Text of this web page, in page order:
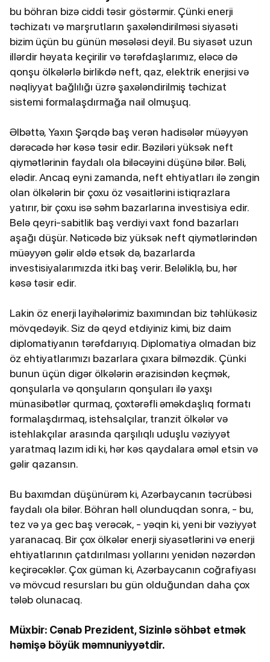
bu böhran bizə ciddi təsir göstərmir. Çünki enerji
təchizatı və marşrutların şaxələndirilməsi siyasəti
bizim üçün bu günün məsələsi deyil. Bu siyasət uzun
illərdir həyata keçirilir və tərəfdaşlarımız, eləcə də
qonşu ölkələrlə birlikdə neft, qaz, elektrik enerjisi və
nəqliyyat bağlılığı üzrə şaxələndirilmiş təchizat
sistemi formalaşdırmağa nail olmuşuq.
Əlbəttə, Yaxın Şərqdə baş verən hadisələr müəyyən
dərəcədə hər kəsə təsir edir. Bəziləri yüksək neft
qiymətlərinin faydalı ola biləcəyini düşünə bilər. Bəli,
elədir. Ancaq eyni zamanda, neft ehtiyatları ilə zəngin
olan ölkələrin bir çoxu öz vəsaitlərini istiqrazlara
yatırır, bir çoxu isə səhm bazarlarına investisiya edir.
Belə qeyri-sabitlik baş verdiyi vaxt fond bazarları
aşağı düşür. Nəticədə biz yüksək neft qiymətlərindən
müəyyən gəlir əldə etsək də, bazarlarda
investisiyalarımızda itki baş verir. Beləliklə, bu, hər
kəsə təsir edir.
Lakin öz enerji layihələrimiz baxımından biz təhlükəsiz
mövqedəyik. Siz də qeyd etdiyiniz kimi, biz daim
diplomatiyanın tərəfdarıyıq. Diplomatiya olmadan biz
öz ehtiyatlarımızı bazarlara çıxara bilməzdik. Çünki
bunun üçün digər ölkələrin ərazisindən keçmək,
qonşularla və qonşuların qonşuları ilə yaxşı
münasibətlər qurmaq, çoxtərəfli əməkdaşlıq formatı
formalaşdırmaq, istehsalçılar, tranzit ölkələr və
istehlakçılar arasında qarşılıqlı uduşlu vəziyyət
yaratmaq lazım idi ki, hər kəs qaydalara əməl etsin və
gəlir qazansın.
Bu baxımdan düşünürəm ki, Azərbaycanın təcrübəsi
faydalı ola bilər. Böhran həll olunduqdan sonra, - bu,
tez və ya gec baş verəcək, - yəqin ki, yeni bir vəziyyət
yaranacaq. Bir çox ölkələr enerji siyasətlərini və enerji
ehtiyatlarının çatdırılması yollarını yenidən nəzərdən
keçirəcəklər. Çox güman ki, Azərbaycanın coğrafiyası
və mövcud resursları bu gün olduğundan daha çox
tələb olunacaq.
Müxbir: Cənab Prezident, Sizinlə söhbət etmək
həmişə böyük məmnuniyyətdir.